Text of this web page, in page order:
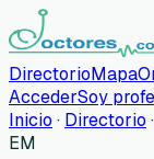
DirectorioMapa
AccederSoy
Inicio · Directorio ·
EM